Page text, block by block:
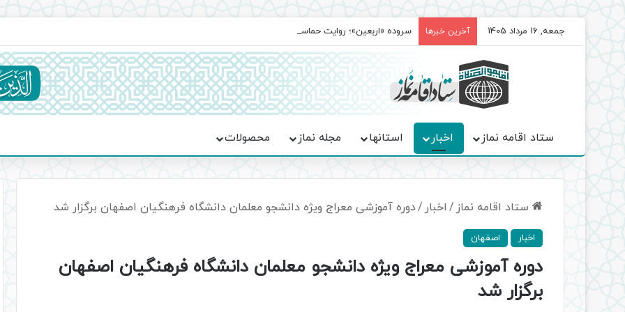
جمعه, 16 مرداد 1405 آخرین خبرها سروده‌ «اربعین»؛ روایت حماسه، استقامت و تمدن‌سازی امت اسلامی
ستاد اقامه نماز اخبار استانها مجله نماز محصولات
ستاد اقامه نماز / اخبار /دوره آموزشی معراج ویژه دانشجو معلمان دانشگاه فرهنگیان اصفهان برگزار شد
اخبار اصفهان
دوره آموزشی معراج ویژه دانشجو معلمان دانشگاه فرهنگیان اصفهان
برگزار شد